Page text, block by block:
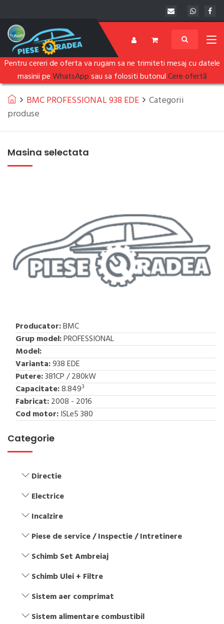
Pentru cereri de oferta va rugam sa ne trimiteti mesaj cu datele
masinii peWhatsAppsau sa folositi butonulCere ofertă
BMC PROFESSIONAL 938 EDE
Categorii
produse
Masina selectata
Producator:BMC
Grup model:PROFESSIONAL
Model:
Varianta:938 EDE
Putere:381CP / 280kW
Capacitate:8.8493
Fabricat:2008 - 2016
Cod motor:ISLe5 380
Categorie
Directie
Electrice
Incalzire
Piese de service / Inspectie / Intretinere
Schimb Set Ambreiaj
Schimb Ulei + Filtre
Sistem aer comprimat
Sistem alimentare combustibil